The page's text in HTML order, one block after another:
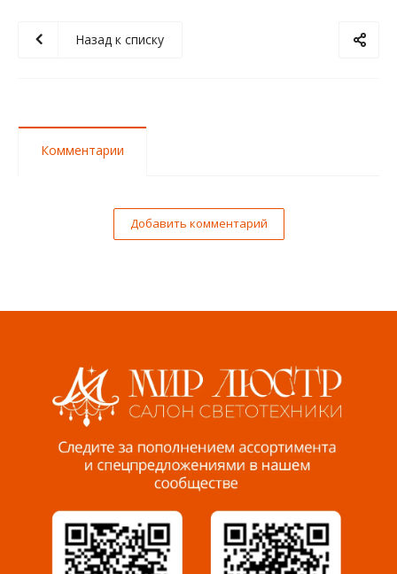
Назад к списку
Комментарии
Добавить комментарий